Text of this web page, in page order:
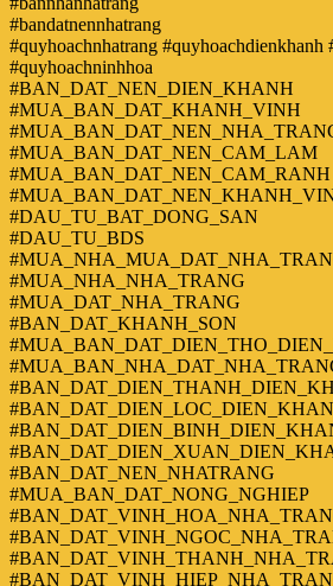
#bandatnennhatrang
#quyhoachnhatrang #quyhoachdienkhanh
#quyhoachninhhoa
#BAN_DAT_NEN_DIEN_KHANH
#MUA_BAN_DAT_KHANH_VINH
#MUA_BAN_DAT_NEN_CAM_LAM
#MUA_BAN_DAT_NEN_CAM_RANH
#DAU_TU_BAT_DONG_SAN
#DAU_TU_BDS
#MUA_NHA_NHA_TRANG
#MUA_DAT_NHA_TRANG
#BAN_DAT_KHANH_SON
#BAN_DAT_NEN_NHATRANG
#MUA_BAN_DAT_NONG_NGHIEP